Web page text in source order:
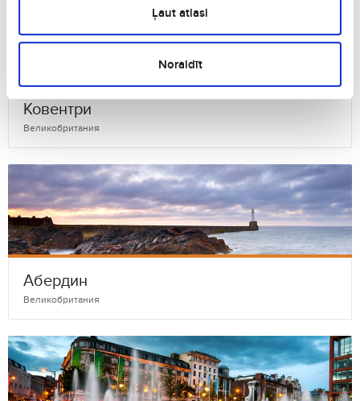
Ļaut atlasi
Noraidīt
Ковентри
Великобритания
Абердин
Великобритания